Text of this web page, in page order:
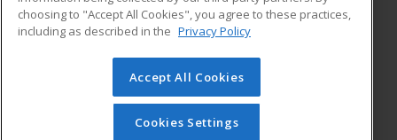
Financial Assistance
Help
© 2026 ed2go, a division of Cengage Learning. All rights
reserved. The material on this site cannot be reproduced or
redistributed unless you have obtained prior written
choosing to "Accept All Cookies", you agree to these practices,
including as described in the Privacy Policy
Accept All Cookies
Cookies Settings